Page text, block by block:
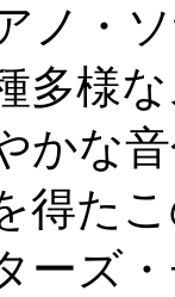
ノ・
様な
かな
得た
ーズ